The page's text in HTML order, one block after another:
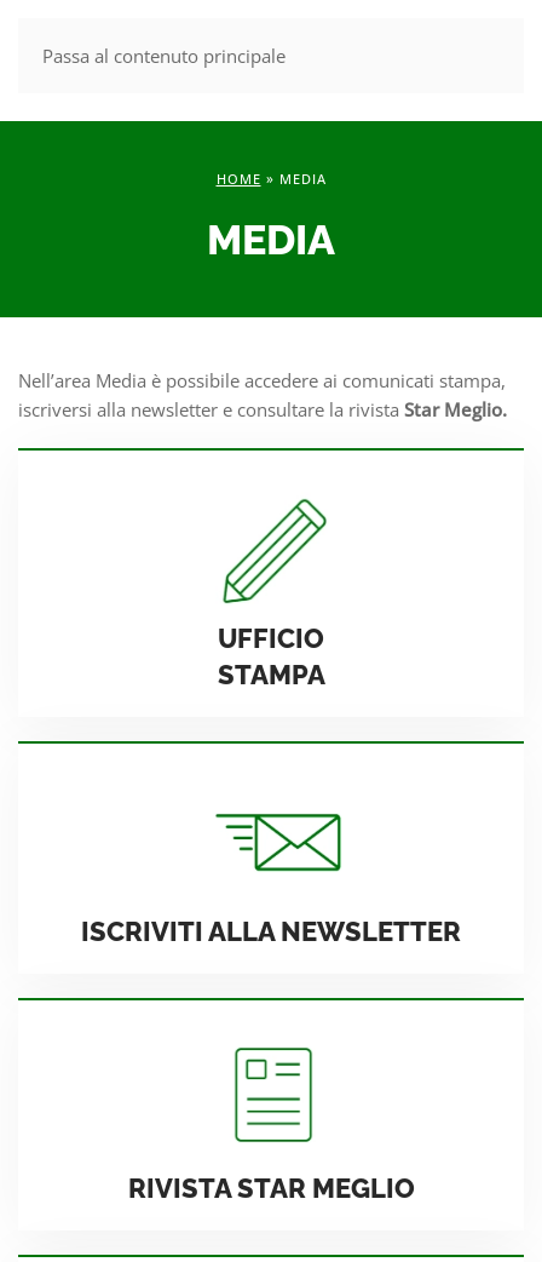
Passa al contenuto principale
MENU
HOME » MEDIA
MEDIA
Nell’area Media è possibile accedere ai comunicati stampa,
iscriversi alla newsletter e consultare la rivista Star Meglio.
UFFICIO
STAMPA
ISCRIVITI ALLA NEWSLETTER
RIVISTA STAR MEGLIO